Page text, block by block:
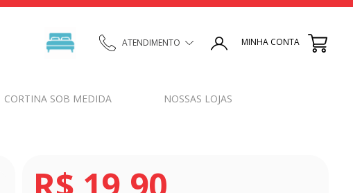
ATENDIMENTO MINHA CONTA
CORTINA SOB MEDIDA NOSSAS LOJAS